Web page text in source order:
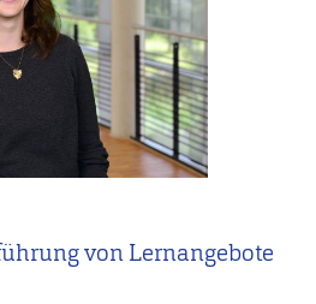
von Lernangebote